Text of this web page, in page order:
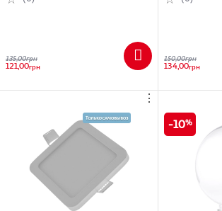
135,00грн
121,00грн
150,00грн
134,00грн
⋮
10